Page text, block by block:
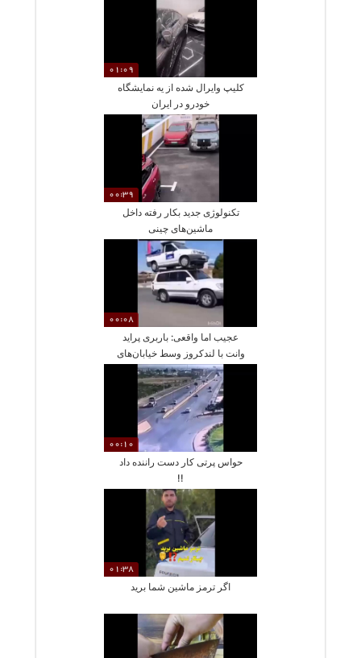
01:09
کلیپ وایرال شده از یه نمایشگاه
خودرو در ایران
00:39
تکنولوژی جدید بکار رفته داخل
ماشین‌های چینی
00:08
عجیب اما واقعی: باربری پراید
وانت با لندکروز وسط خیابان‌های
شیراز!
00:10
حواس پرتی کار دست راننده داد
!!
01:38
اگر ترمز ماشین شما برید